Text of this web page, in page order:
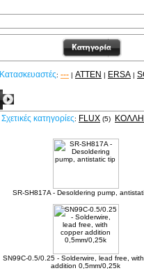
Κατασκευαστές: --- | ATTEN | ERSA |
Σχετικές κατηγορίες: FLUX (5)
SR-SH817A - Desoldering pump,
SN99C-0.5/0.25 - Solderwire, lead free,
addition 0,5mm/0,25k